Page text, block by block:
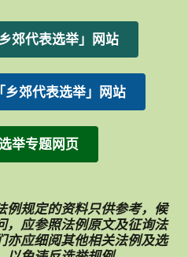
乡郊代表选举」网站
乡郊代表选举」网站
举专题网页
例规定的资料只供参考，候
，应参照法例原文及征询法
亦应细阅其他相关法例及选